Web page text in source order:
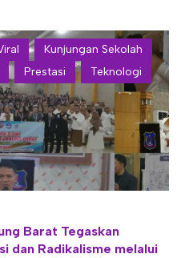
Kunjungan Sekolah
Prestasi Teknologi
Barat Tegaskan
dan Radikalisme melalui